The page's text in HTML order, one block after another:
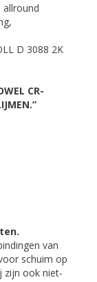
allround
D 3088 2K
CR-
van
schuim op
zijn ook niet-